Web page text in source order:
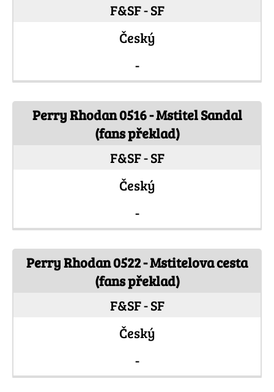
F&SF - SF
Český
-
Perry Rhodan 0516 - Mstitel Sandal
(fans překlad)
F&SF - SF
Český
-
Perry Rhodan 0522 - Mstitelova cesta
(fans překlad)
F&SF - SF
Český
-